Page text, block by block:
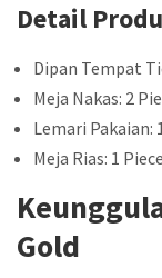
Detail
Dipan Tempat
Meja Nakas: 2
Lemari Pakaian:
Meja Rias: 1
Gold